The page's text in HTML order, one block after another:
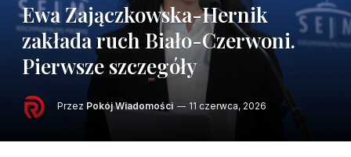
Ewa Zajączkowska-Hernik
zakłada ruch Biało-Czerwoni.
Pierwsze szczegóły
Przez Pokój Wiadomości 11 czerwca, 2026